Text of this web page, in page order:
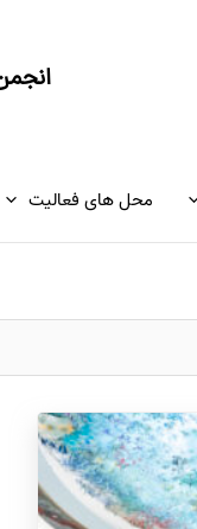
محل های فعالیت